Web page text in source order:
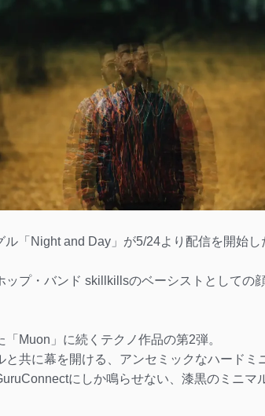
「Night and Day」が5/24より配信を開始し
ップ・バンド skillkillsのベーシストとしての
Muon」に続くテクノ作品の第2弾。
と共に幕を開ける、アンセミックなハードミ
にしか鳴らせない、漆黒のミニマ